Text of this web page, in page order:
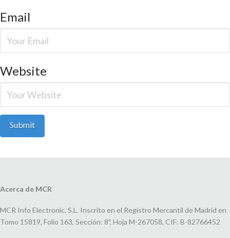
Email
Website
Acerca de MCR
MCR Info Electronic, S.L. Inscrito en el Registro Mercantil de Madrid en
Tomo 15819, Folio 163, Sección: 8ª, Hoja M-267058, CIF: B-82766452